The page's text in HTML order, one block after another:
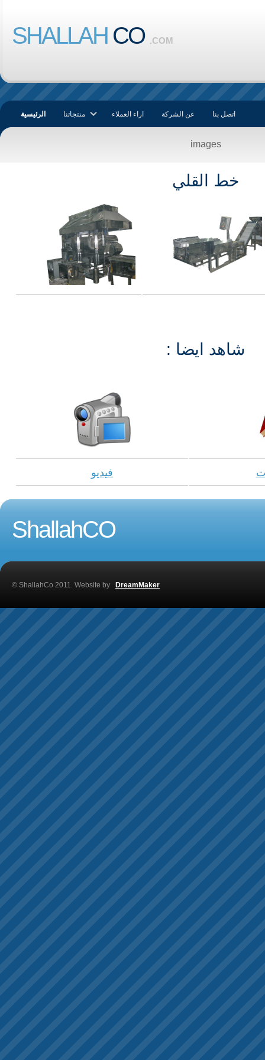
SHALLAH CO .COM
الرئيسية منتجاتنا اراء العملاء عن الشركة اتصل بنا
images
خط القلي
: شاهد ايضا
فيديو
ShallahCO
© ShallahCo 2011. Website by DreamMaker